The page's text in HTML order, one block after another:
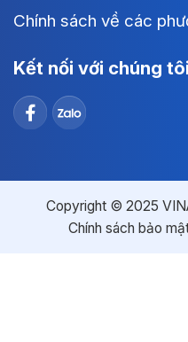
Chính sách về các
Kết nối với chúng tôi
Copyright © 2025
Chính sách bảo